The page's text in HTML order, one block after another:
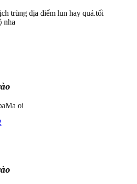
trùng địa điểm lun hay quá.tối
nha
oi